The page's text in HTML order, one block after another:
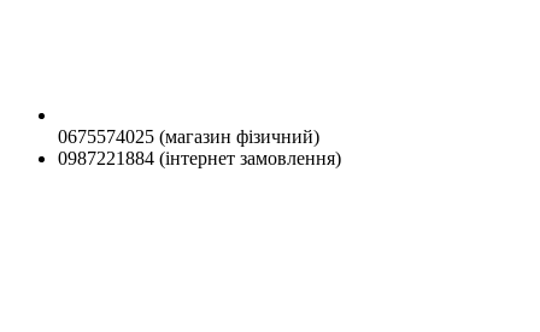
0675574025 (магазин фізичний)
0987221884 (інтернет замовлення)